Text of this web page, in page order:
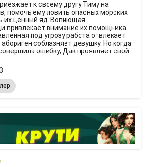
к своему другу Тиму на
помочь ему ловить опасных морских
их ценный яд. Вопиющая
привлекает внимание их помощника
под угрозу работа отвлекает
соблазняет девушку. Но когда
ошибку, Дак проявляет свой